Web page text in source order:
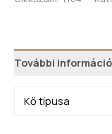
További
Kő típusa